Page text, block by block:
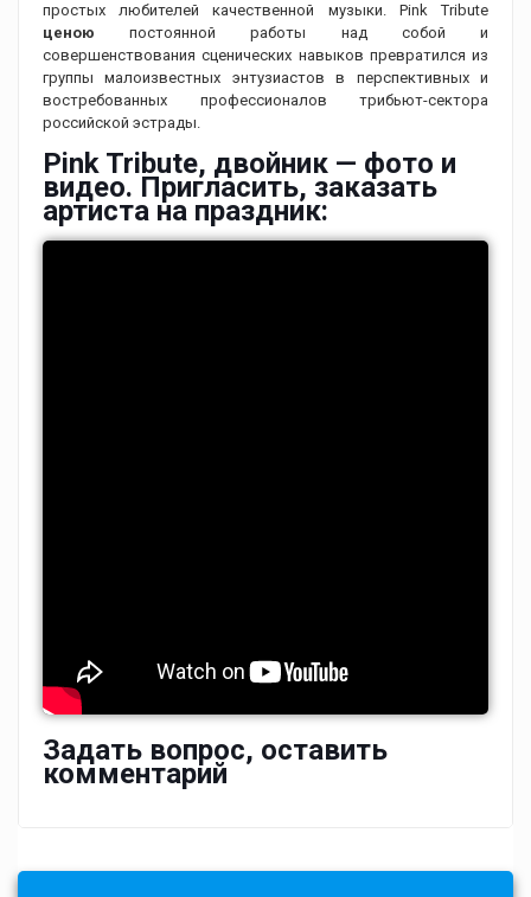
простых любителей качественной музыки. Pink Tribute
ценоюпостоянной работы над собой и
совершенствования сценических навыков превратился из
группы малоизвестных энтузиастов в перспективных и
востребованных профессионалов трибьют-сектора
российской эстрады.
Pink Tribute, двойник — фото и
видео. Пригласить, заказать
артиста на праздник:
Задать вопрос, оставить
комментарий